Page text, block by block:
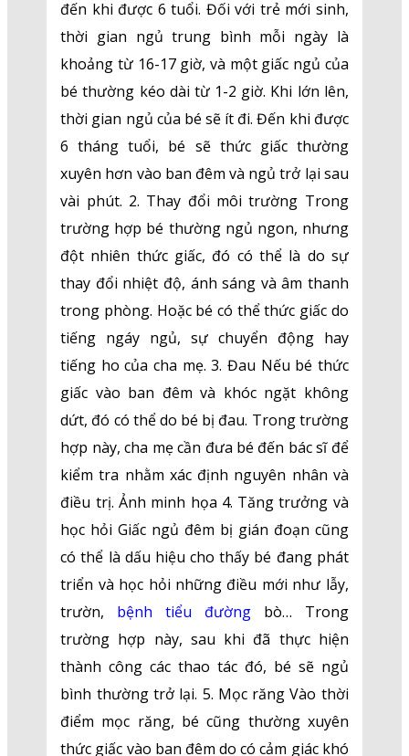
đến khi được 6 tuổi. Đối với trẻ mới sinh,
thời gian ngủ trung bình mỗi ngày là
khoảng từ 16-17 giờ, và một giấc ngủ của
bé thường kéo dài từ 1-2 giờ. Khi lớn lên,
thời gian ngủ của bé sẽ ít đi. Đến khi được
6 tháng tuổi, bé sẽ thức giấc thường
xuyên hơn vào ban đêm và ngủ trở lại sau
vài phút. 2. Thay đổi môi trường Trong
trường hợp bé thường ngủ ngon, nhưng
đột nhiên thức giấc, đó có thể là do sự
thay đổi nhiệt độ, ánh sáng và âm thanh
trong phòng. Hoặc bé có thể thức giấc do
tiếng ngáy ngủ, sự chuyển động hay
tiếng ho của cha mẹ. 3. Đau Nếu bé thức
giấc vào ban đêm và khóc ngặt không
dứt, đó có thể do bé bị đau. Trong trường
hợp này, cha mẹ cần đưa bé đến bác sĩ để
kiểm tra nhằm xác định nguyên nhân và
điều trị. Ảnh minh họa 4. Tăng trưởng và
học hỏi Giấc ngủ đêm bị gián đoạn cũng
có thể là dấu hiệu cho thấy bé đang phát
triển và học hỏi những điều mới như lẫy,
trườn, bệnh tiểu đườngbò… Trong
trường hợp này, sau khi đã thực hiện
thành công các thao tác đó, bé sẽ ngủ
bình thường trở lại. 5. Mọc răng Vào thời
điểm mọc răng, bé cũng thường xuyên
thức giấc vào ban đêm do có cảm giác khó